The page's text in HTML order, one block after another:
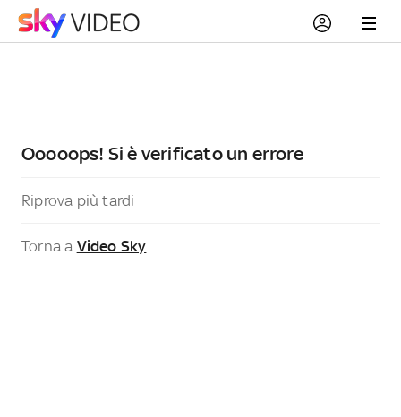
Ooooops! Si è verificato un errore
Riprova più tardi
Torna a Video Sky